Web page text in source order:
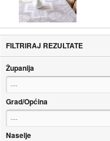
FILTRIRAJ REZULTATE
Županija
---
Grad/Općina
---
Naselje